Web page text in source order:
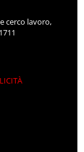
cerco lavoro,